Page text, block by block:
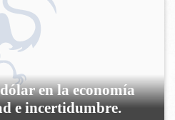
en la economía
e incertidumbre.